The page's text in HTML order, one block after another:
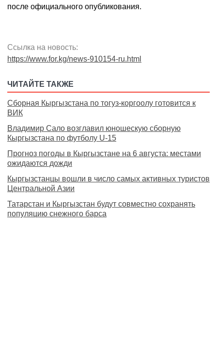
после официального опубликования.
Ссылка на новость:
https://www.for.kg/news-910154-ru.html
ЧИТАЙТЕ ТАКЖЕ
Сборная Кыргызстана по тогуз-коргоолу готовится к
ВИК
Владимир Сало возглавил юношескую сборную
Кыргызстана по футболу U-15
Прогноз погоды в Кыргызстане на 6 августа: местами
ожидаются дожди
Кыргызстанцы вошли в число самых активных туристов
Центральной Азии
Татарстан и Кыргызстан будут совместно сохранять
популяцию снежного барса